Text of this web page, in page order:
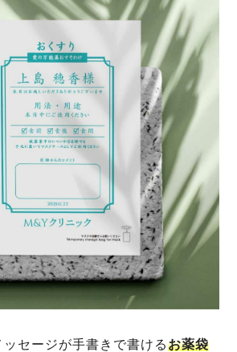
セージが手書きで書けるお薬袋